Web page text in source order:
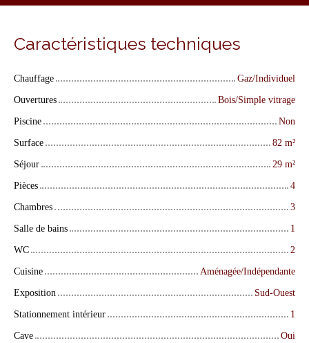
Caractéristiques techniques
Chauffage
Gaz/Individuel
Ouvertures
Bois/Simple vitrage
Piscine
Non
Surface
82 m²
Séjour
29 m²
Pièces
4
Chambres
3
Salle de bains
1
WC
2
Cuisine
Aménagée/Indépendante
Exposition
Sud-Ouest
Stationnement intérieur
1
Cave
Oui